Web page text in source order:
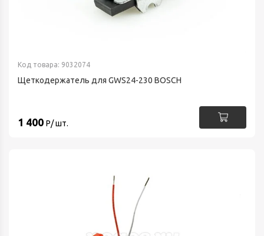
Код товара: 9032074
Щеткодержатель для GWS24-230 BOSCH
1 400 Р/ шт.